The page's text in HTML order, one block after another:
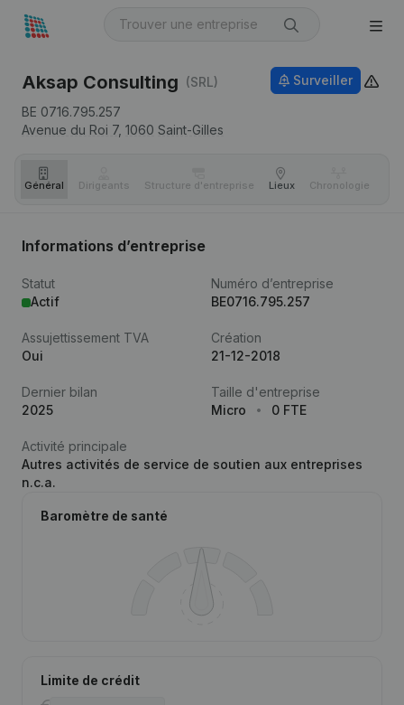
Aksap Consulting (SRL)
BE 0716.795.257
Avenue du Roi 7, 1060 Saint-Gilles
Surveiller
Général Dirigeants Structure d'entreprise Lieux Chronologie
Informations d’entreprise
Statut
Actif
Numéro d’entreprise
BE0716.795.257
Assujettissement TVA
Oui
Création
21-12-2018
Dernier bilan
2025
Taille d'entreprise
Micro
0 FTE
Activité principale
Autres activités de service de soutien aux entreprises
n.c.a.
Baromètre de santé
Limite de crédit